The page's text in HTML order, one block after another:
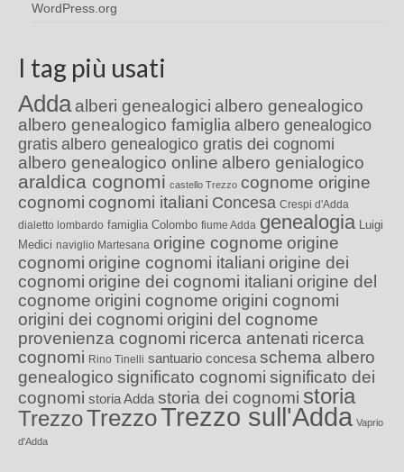
WordPress.org
I tag più usati
Adda alberi genealogici albero genealogico
albero genealogico famiglia albero genealogico
gratis albero genealogico gratis dei cognomi
albero genealogico online albero genialogico
araldica cognomi castello Trezzo cognome origine
cognomi cognomi italiani Concesa Crespi d'Adda
dialetto lombardo famiglia Colombo fiume Adda genealogia Luigi
Medici naviglio Martesana origine cognome origine
cognomi origine cognomi italiani origine dei
cognomi origine dei cognomi italiani origine del
cognome origini cognome origini cognomi
origini dei cognomi origini del cognome
provenienza cognomi ricerca antenati ricerca
cognomi Rino Tinelli santuario concesa schema albero
genealogico significato cognomi significato dei
cognomi storia Adda storia dei cognomi storia
TrezzoTrezzoTrezzo sull'Adda Vaprio
d'Adda